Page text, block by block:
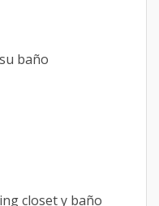
baño
closet y baño